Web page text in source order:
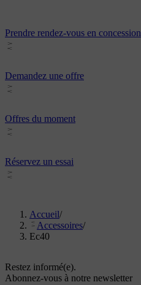
Prendre rendez-vous en concession
Demandez une offre
Offres du moment
Réservez un essai
Accueil/
Accessoires/
Ec40